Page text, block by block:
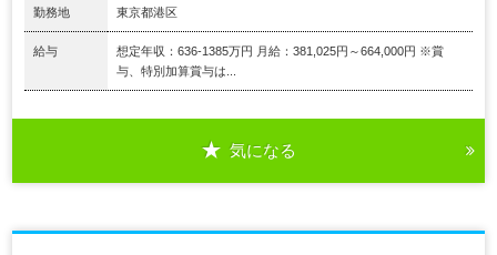
勤務地 東京都港区
給与
想定年収：636-1385万円 月給：381,025円～664,000円 ※賞
与、特別加算賞与は...
気になる